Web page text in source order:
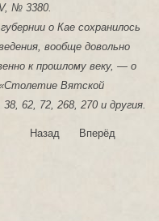
№ 3380.
о Кае сохранилось
вообще довольно
к прошлому веку, — о
Вятской
62, 72, 268, 270 и другия.
Назад Вперёд